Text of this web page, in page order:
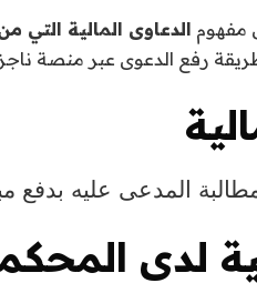
مفهوم الدعاوى المالية
رفع الدعوى عبر منصة
المدعى عليه
لدى